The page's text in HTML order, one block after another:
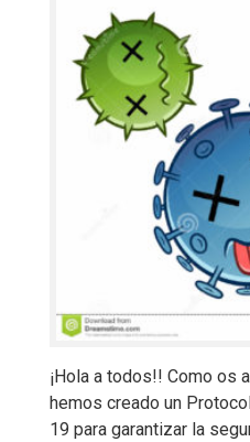
¡Hola a todos!! Como os
hemos creado un
19 para garantizar la